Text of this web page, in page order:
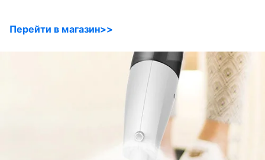
Перейти в магазин>>